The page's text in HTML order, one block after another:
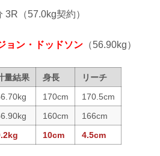
3R（57.0kg契約）
ョン・ドッドソン （56.90kg）
量結果 身長
リーチ
170cm
170.5cm
160cm
166cm
10cm 4.5cm